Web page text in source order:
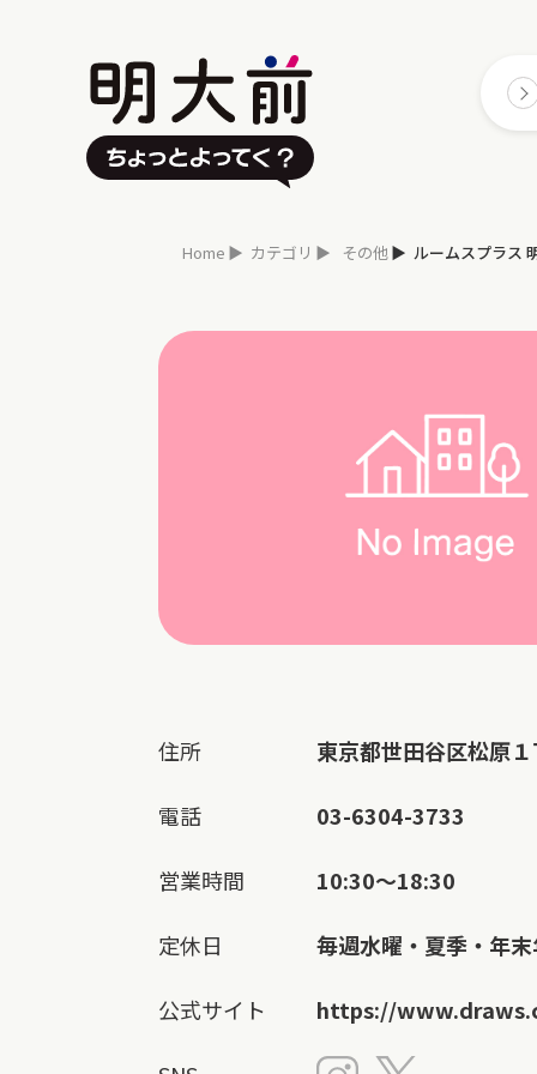
Home カテゴリ その他 ルームスプラス
住所 東京都世田谷区松原
電話 03-6304-3733
営業時間 10:30～18:30
定休日 毎週水曜・夏季・年
公式サイト https://